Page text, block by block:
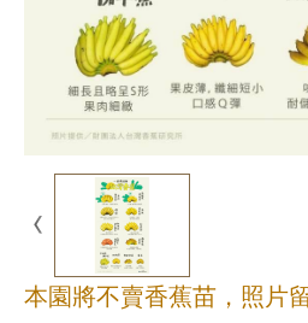
本園將不賣香蕉苗，照片